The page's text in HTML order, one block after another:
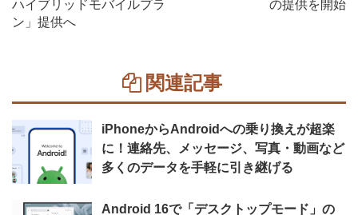
ハイブリッドモバイルプラ
ン」提供へ
の提供を開始
関連記事
iPhoneからAndroidへの乗り換えが超楽
に！連絡先、メッセージ、写真・動画など
多くのデータを手軽に引き継げる
Android 16で「デスクトップモード」の